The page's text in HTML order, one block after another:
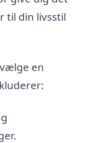
til din livsstil
en